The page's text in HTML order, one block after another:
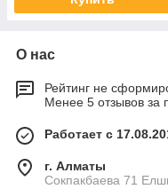
О нас
Рейтинг не
Менее 5 отзывов за
Работает с
г. Алматы
Сокпакбаева 71